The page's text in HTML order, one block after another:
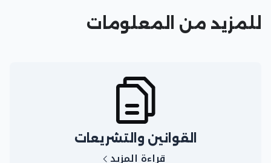
للمزيد من المعلومات
القوانين والتشريعات
قراءة المزيد